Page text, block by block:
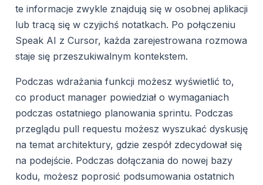
te informacje zwykle znajdują się w osobnej aplikacji
lub tracą się w czyjichś notatkach. Po połączeniu
Speak AI z Cursor, każda zarejestrowana rozmowa
staje się przeszukiwalnym kontekstem.
Podczas wdrażania funkcji możesz wyświetlić to,
co product manager powiedział o wymaganiach
podczas ostatniego planowania sprintu. Podczas
przeglądu pull requestu możesz wyszukać dyskusję
na temat architektury, gdzie zespół zdecydował się
na podejście. Podczas dołączania do nowej bazy
kodu, możesz poprosić podsumowania ostatnich